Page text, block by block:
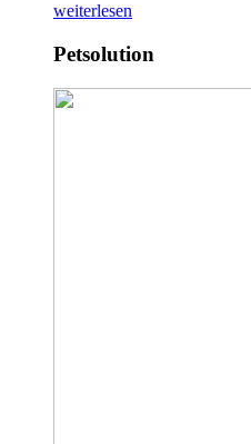
weiterlesen
Petsolution